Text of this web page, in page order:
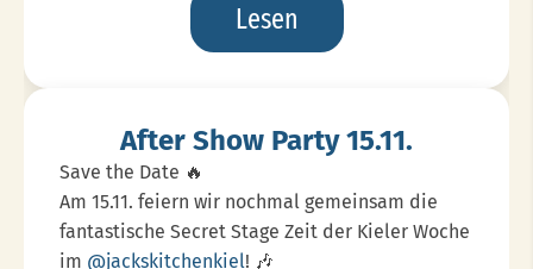
Lesen
Kiel
Artists
After Show Party 15.11.
Save the Date 🔥
Am 15.11. feiern wir nochmal gemeinsam die
fantastische Secret Stage Zeit der Kieler Woche
im @jackskitchenkiel! 🎶